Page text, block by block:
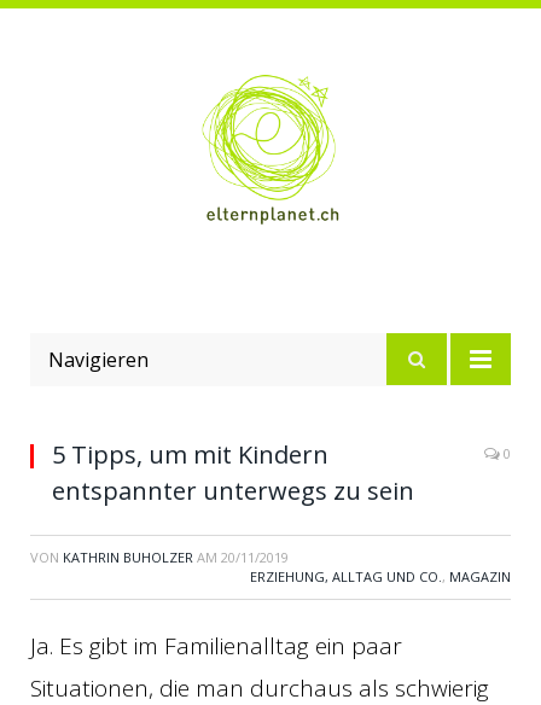
Navigieren
5 Tipps, um mit Kindern
entspannter unterwegs zu sein
0
VON KATHRIN BUHOLZER AM 20/11/2019
ERZIEHUNG, ALLTAG UND CO., MAGAZIN
Ja. Es gibt im Familienalltag ein paar
Situationen, die man durchaus als schwierig